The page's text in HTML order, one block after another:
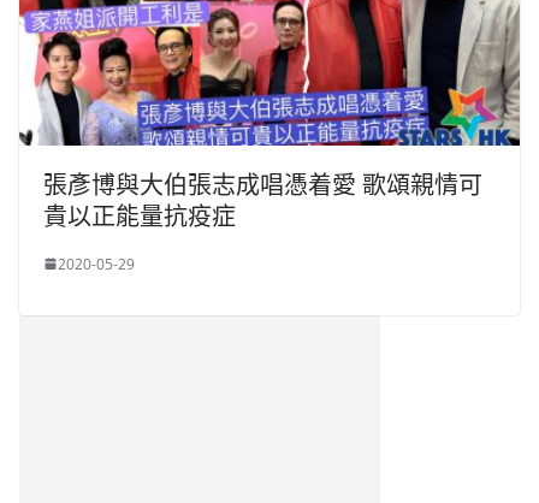
張彥博與大伯張志成唱憑着愛 歌頌親情可
貴以正能量抗疫症
2020-05-29